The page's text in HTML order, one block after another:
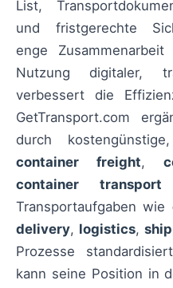
List,
und fristgerechte
enge
Nutzung digitaler,
verbessert die
GetTransport.com
durch
container freight,
container transport
Transportaufgaben wie
delivery, logistics,
Prozesse
kann seine Position in